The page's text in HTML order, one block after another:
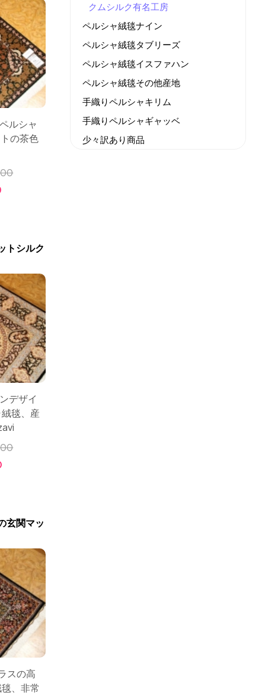
ルシャ
の茶色
彩
トシルク
デザイ
毯、産
玄関マッ
スの高
、非常
クムシルク有名工房
ペルシャ絨毯ナイン
ペルシャ絨毯タブリーズ
ペルシャ絨毯イスファハン
ペルシャ絨毯その他産地
手織りペルシャキリム
手織りペルシャギャッベ
少々訳あり商品